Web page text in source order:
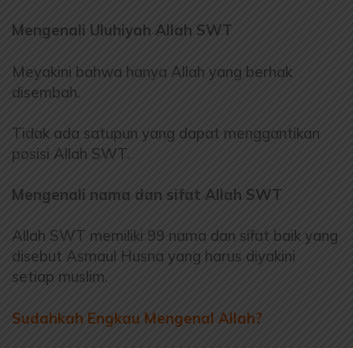
Mengenali Uluhiyah Allah SWT
Meyakini bahwa hanya Allah yang berhak
disembah.
Tidak ada satupun yang dapat menggantikan
posisi Allah SWT.
Mengenali nama dan sifat Allah SWT
Allah SWT memiliki 99 nama dan sifat baik yang
disebut Asmaul Husna yang harus diyakini
setiap muslim.
Sudahkah Engkau Mengenal Allah?